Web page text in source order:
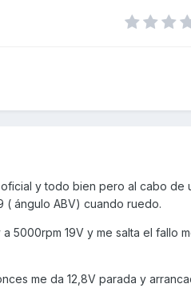
y todo bien pero al cabo de
( ángulo ABV) cuando ruedo.
5000rpm 19V y me salta el fallo
me da 12,8V parada y